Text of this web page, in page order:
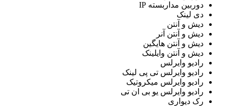
دوربین مداربسته IP
دی لینک
دیش و آنتن
دیش و آنتن آنر
دیش و آنتن هایگین
دیش و آنتن وایلینک
رادیو وایرلس
رادیو وایرلس تی پی لینک
رادیو وایرلس میکروتیک
رادیو وایرلس یو بی ان تی
رک دیواری